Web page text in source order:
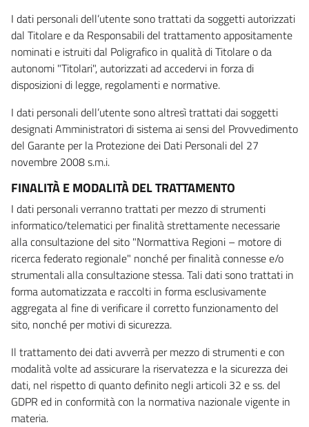
I dati personali dell’utente sono trattati da soggetti autorizzati
dal Titolare e da Responsabili del trattamento appositamente
nominati e istruiti dal Poligrafico in qualità di Titolare o da
autonomi "Titolari", autorizzati ad accedervi in forza di
disposizioni di legge, regolamenti e normative.
I dati personali dell’utente sono altresì trattati dai soggetti
designati Amministratori di sistema ai sensi del Provvedimento
del Garante per la Protezione dei Dati Personali del 27
novembre 2008 s.m.i.
FINALITÀ E MODALITÀ DEL TRATTAMENTO
I dati personali verranno trattati per mezzo di strumenti
informatico/telematici per finalità strettamente necessarie
alla consultazione del sito "Normattiva Regioni – motore di
ricerca federato regionale" nonché per finalità connesse e/o
strumentali alla consultazione stessa. Tali dati sono trattati in
forma automatizzata e raccolti in forma esclusivamente
aggregata al fine di verificare il corretto funzionamento del
sito, nonché per motivi di sicurezza.
Il trattamento dei dati avverrà per mezzo di strumenti e con
modalità volte ad assicurare la riservatezza e la sicurezza dei
dati, nel rispetto di quanto definito negli articoli 32 e ss. del
GDPR ed in conformità con la normativa nazionale vigente in
materia.